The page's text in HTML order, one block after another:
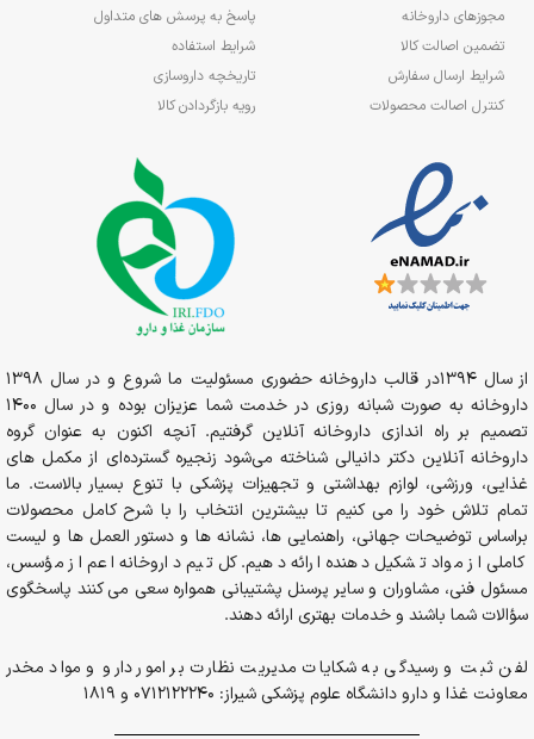
مجوزهای داروخانه
تضمین اصالت کالا
شرایط ارسال سفارش
کنترل اصالت محصولات
پاسخ به پرسش های متداول
شرایط استفاده
تاریخچه داروسازی
رویه بازگردادن کالا
از سال 1394در قالب داروخانه حضوری مسئولیت ما شروع و در سال 1398
داروخانه به صورت شبانه روزی در خدمت شما عزیزان بوده و در سال 1400
تصمیم بر راه اندازی داروخانه آنلاین گرفتیم. آنچه اکنون به عنوان گروه
داروخانه آنلاین دکتر دانیالی شناخته می‌شود زنجیره گسترده‌ای از مکمل های
غذایی، ورزشی، لوازم بهداشتی و تجهیزات پزشکی با تنوع بسیار بالاست. ما
تمام تلاش خود را می کنیم تا بیشترین انتخاب را با شرح کامل محصولات
براساس توضیحات جهانی، راهنمایی ها، نشانه ها و دستور العمل ها و لیست
کاملی از مواد تشکیل دهنده ارائه دهیم. کل تیم داروخانه اعم از مؤسس،
مسئول فنی، مشاوران و سایر پرسنل پشتیبانی همواره سعی می کنند پاسخگوی
سؤالات شما باشند و خدمات بهتری ارائه دهند.
لفن ثبت و رسیدگی به شکایات مدیریت نظارت بر امور دارو و مواد مخدر
معاونت غذا و دارو دانشگاه علوم پزشکی شیراز: 0712122240 و 1819